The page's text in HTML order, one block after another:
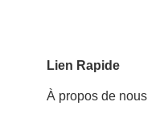
Lien Rapide
À propos de nous